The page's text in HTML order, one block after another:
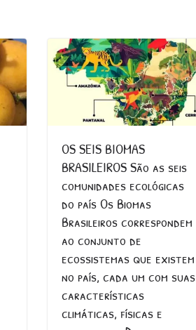
OS SEIS BIOMAS
BRASILEIROS São as seis
comunidades ecológicas
do país Os Biomas
Brasileiros correspondem
ao conjunto de
ecossistemas que existem
no país, cada um com suas
características
climáticas, físicas e